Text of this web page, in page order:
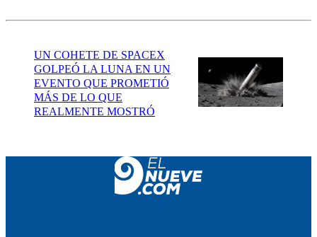
UN COHETE DE SPACEX
GOLPEÓ LA LUNA EN UN
EVENTO QUE PROMETIÓ
MÁS DE LO QUE
REALMENTE MOSTRÓ